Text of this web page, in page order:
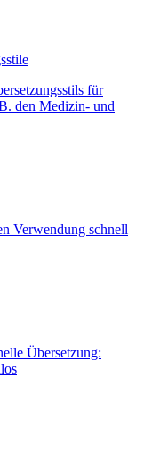
für
den Medizin- und
Verwendung schnell
Übersetzung: